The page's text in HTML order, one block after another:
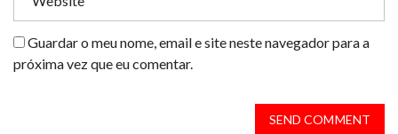
Guardar o meu nome, email e site neste navegador para a
próxima vez que eu comentar.
SEND COMMENT